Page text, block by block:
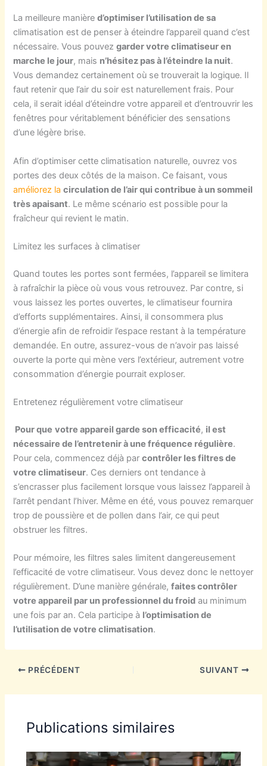
La meilleure manièred’optimiser l’utilisation de sa
climatisation est de penser à éteindre l’appareil quand c’est
nécessaire. Vous pouvezgarder votre climatiseur en
marche le jour, mais n’hésitez pas à l’éteindre la nuit.
Vous demandez certainement où se trouverait la logique. Il
faut retenir que l’air du soir est naturellement frais. Pour
cela, il serait idéal d’éteindre votre appareil et d’entrouvrir les
fenêtres pour véritablement bénéficier des sensations
d’une légère brise.
Afin d’optimiser cette climatisation naturelle, ouvrez vos
portes des deux côtés de la maison. Ce faisant, vous
améliorez lacirculation de l’air qui contribue à un sommeil
très apaisant. Le même scénario est possible pour la
fraîcheur qui revient le matin.
Limitez les surfaces à climatiser
Quand toutes les portes sont fermées, l’appareil se limitera
à rafraîchir la pièce où vous vous retrouvez. Par contre, si
vous laissez les portes ouvertes, le climatiseur fournira
d’efforts supplémentaires. Ainsi, il consommera plus
d’énergie afin de refroidir l’espace restant à la température
demandée. En outre, assurez-vous de n’avoir pas laissé
ouverte la porte qui mène vers l’extérieur, autrement votre
consommation d’énergie pourrait exploser.
Entretenez régulièrement votre climatiseur
Pour que votre appareil garde son efficacité, il est
nécessaire de l’entretenir à une fréquence régulière.
Pour cela, commencez déjà parcontrôler les filtres de
votre climatiseur. Ces derniers ont tendance à
s’encrasser plus facilement lorsque vous laissez l’appareil à
l’arrêt pendant l’hiver. Même en été, vous pouvez remarquer
trop de poussière et de pollen dans l’air, ce qui peut
obstruer les filtres.
Pour mémoire, les filtres sales limitent dangereusement
l’efficacité de votre climatiseur. Vous devez donc le nettoyer
régulièrement. D’une manière générale,faites contrôler
votre appareil par un professionnel du froid au minimum
une fois par an. Cela participe à l’optimisation de
l’utilisation de votre climatisation.
PRÉCÉDENT SUIVANT
Publications similaires